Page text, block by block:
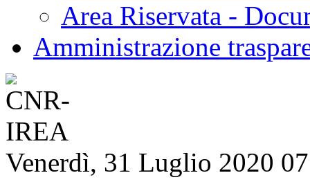
Area Riservata -
Amministrazione
Venerdì, 31 Luglio 2020